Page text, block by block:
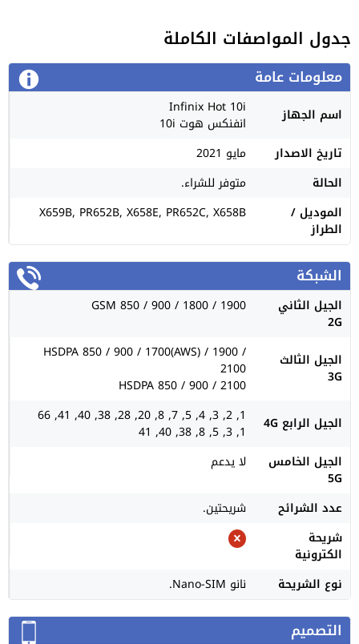
جدول المواصفات الكاملة
معلومات عامة
اسم الجهاز Infinix Hot 10i
انفنكس هوت 10i
تاريخ الاصدار
مايو 2021
الحالة
متوفر للشراء.
الموديل /
الطراز
X659B, PR652B, X658E, PR652C, X658B
الشبكة
الجيل الثاني
2G
GSM 850 / 900 / 1800 / 1900
الجيل الثالث
3G
HSDPA 850 / 900 / 1700(AWS) / 1900 /
2100
HSDPA 850 / 900 / 2100
الجيل الرابع 4G
1, 2, 3, 4, 5, 7, 8, 20, 28, 38, 40, 41, 66
1, 3, 5, 8, 38, 40, 41
الجيل الخامس
5G
لا يدعم
عدد الشرائح
شريحتين.
شريحة
الكترونية
نوع الشريحة
نانو Nano-SIM.
التصميم